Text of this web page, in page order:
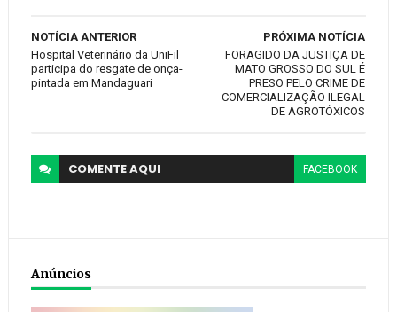
PRÓXIMA NOTÍCIA
FORAGIDO DA JUSTIÇA DE
MATO GROSSO DO SUL É
PRESO PELO CRIME DE
COMERCIALIZAÇÃO ILEGAL
DE AGROTÓXICOS
NOTÍCIA ANTERIOR
Hospital Veterinário da UniFil
participa do resgate de onça-
pintada em Mandaguari
COMENTEAQUI FACEBOOK
Anúncios